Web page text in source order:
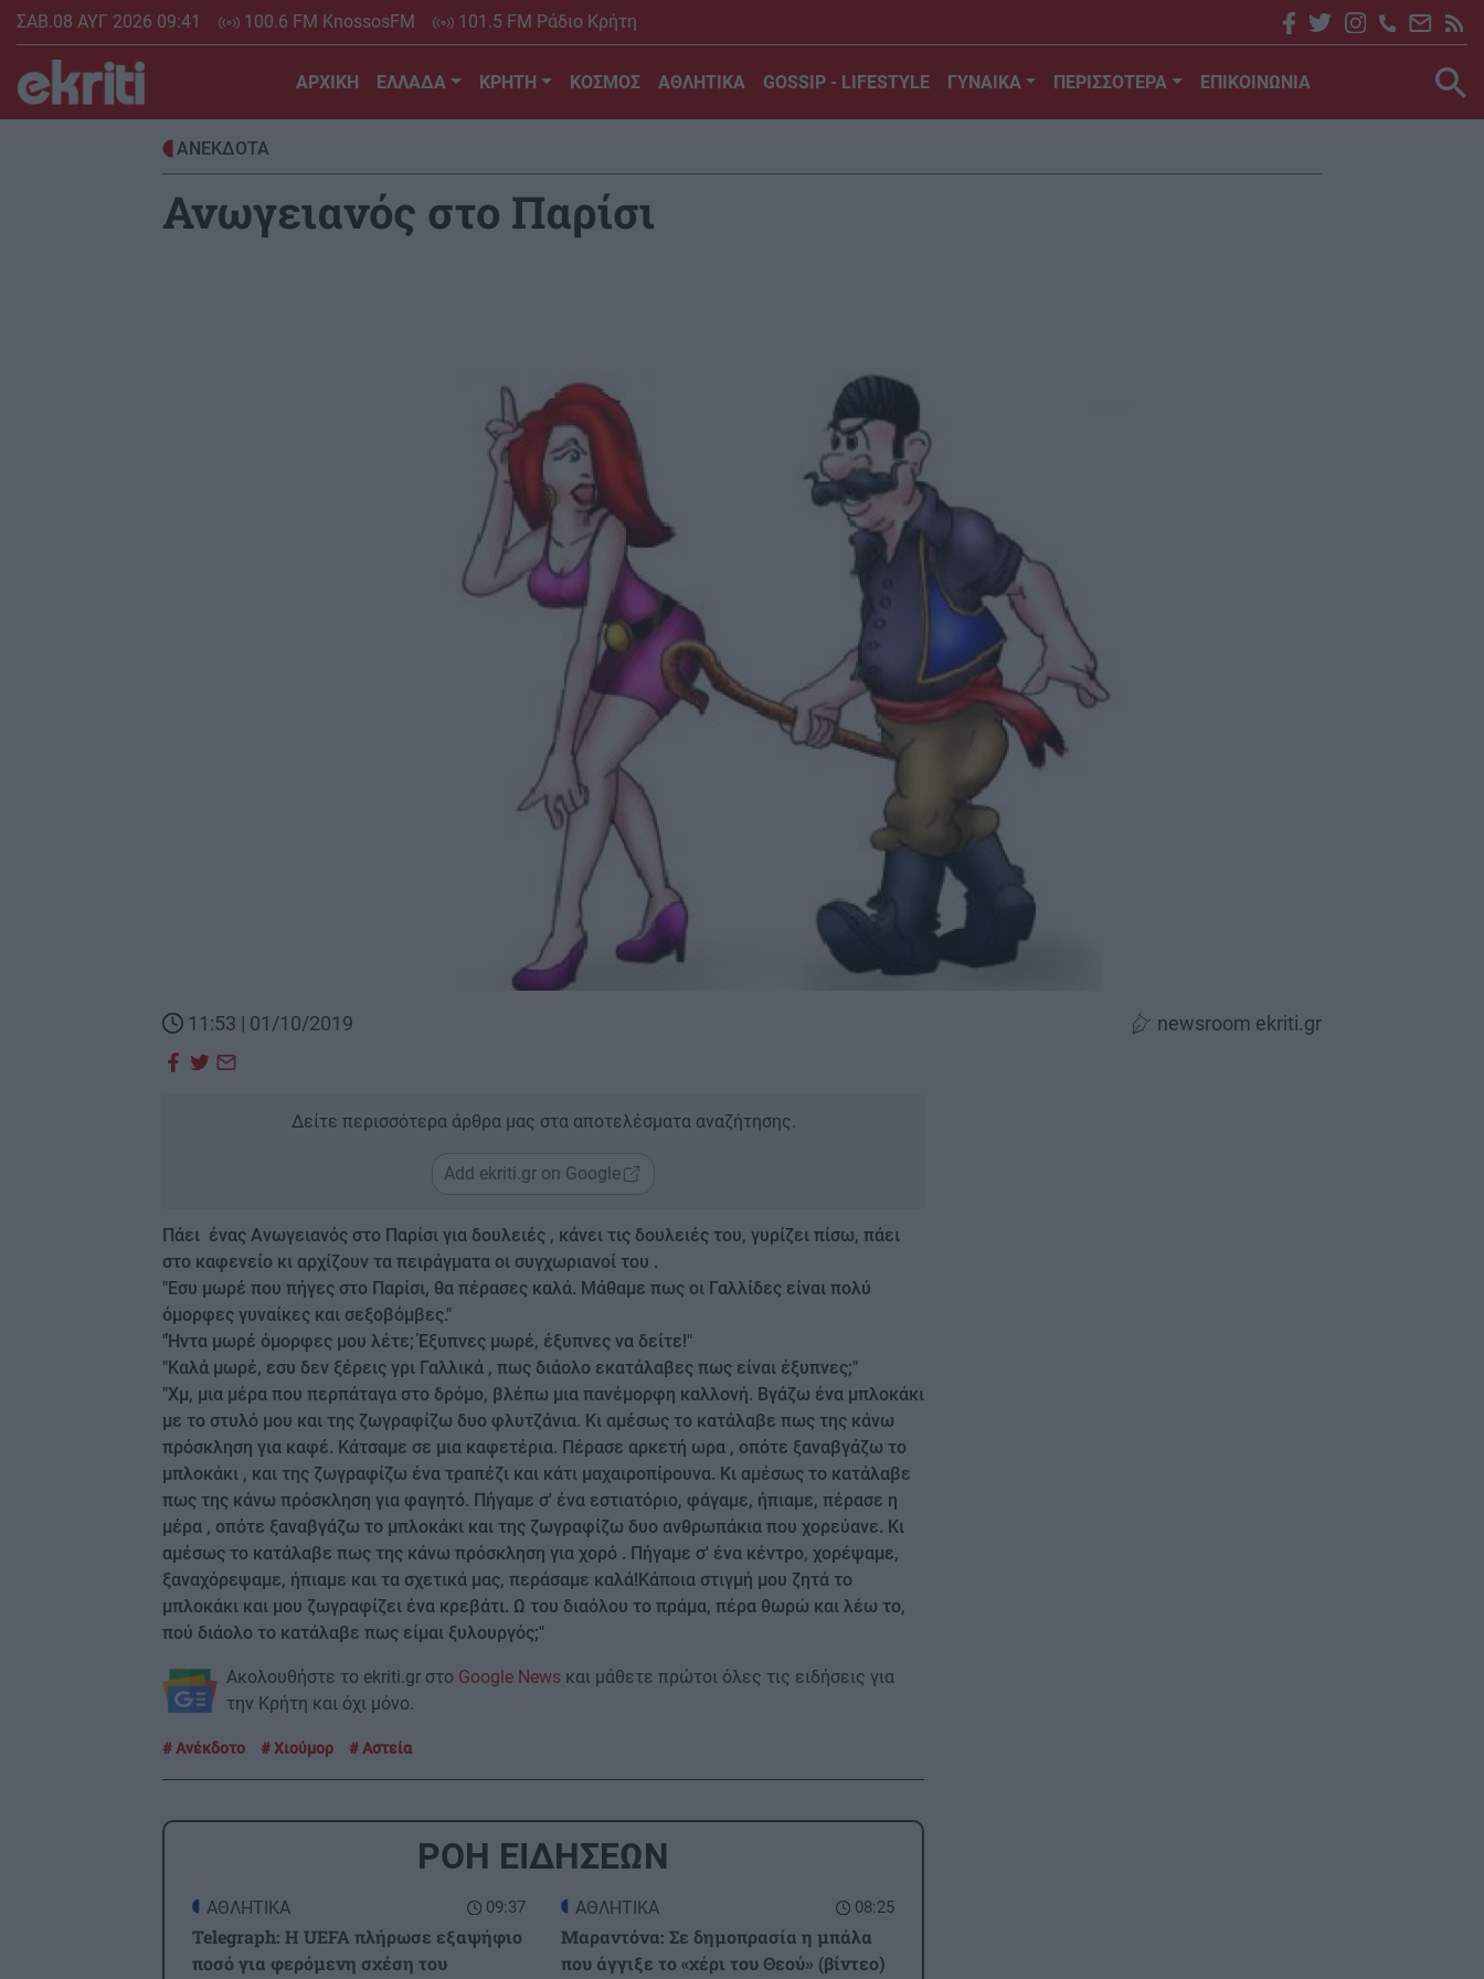
Skip
content
ΣΑΒ.08 ΑΥΓ 2026 09:41 100.6 FM KnossosFM 101.5 FM Ράδιο Κρήτη
ΑΡΧΙΚΗ ΕΛΛΑΔΑ ΚΡΗΤΗ ΚΟΣΜΟΣ ΑΘΛΗΤΙΚΑ GOSSIP - LIFESTYLE ΓΥΝΑΙΚΑ ΠΕΡΙΣΣΟΤΕΡΑ ΕΠΙΚΟΙΝΩΝΙΑ
ΑΝΕΚΔΟΤΑ
Ανωγειανός στο Παρίσι
11:53 | 01/10/2019 newsroom ekriti.gr
Δείτε περισσότερα άρθρα μας στα αποτελέσματα αναζήτησης.
Add ekriti.gr on Google
Πάει ένας Ανωγειανός στο Παρίσι για δουλειές , κάνει τις δουλειές του, γυρίζει πίσω, πάει
στο καφενείο κι αρχίζουν τα πειράγματα οι συγχωριανοί του .
"Εσυ μωρέ που πήγες στο Παρίσι, θα πέρασες καλά. Μάθαμε πως οι Γαλλίδες είναι πολύ
όμορφες γυναίκες και σεξοβόμβες."
"Ήντα μωρέ όμορφες μου λέτε; Έξυπνες μωρέ, έξυπνες να δείτε!"
"Καλά μωρέ, εσυ δεν ξέρεις γρι Γαλλικά , πως διάολο εκατάλαβες πως είναι έξυπνες;"
"Χμ, μια μέρα που περπάταγα στο δρόμο, βλέπω μια πανέμορφη καλλονή. Βγάζω ένα μπλοκάκι
με το στυλό μου και της ζωγραφίζω δυο φλυτζάνια. Κι αμέσως το κατάλαβε πως της κάνω
πρόσκληση για καφέ. Κάτσαμε σε μια καφετέρια. Πέρασε αρκετή ωρα , οπότε ξαναβγάζω το
μπλοκάκι , και της ζωγραφίζω ένα τραπέζι και κάτι μαχαιροπίρουνα. Κι αμέσως το κατάλαβε
πως της κάνω πρόσκληση για φαγητό. Πήγαμε σ' ένα εστιατόριο, φάγαμε, ήπιαμε, πέρασε η
μέρα , οπότε ξαναβγάζω το μπλοκάκι και της ζωγραφίζω δυο ανθρωπάκια που χορεύανε. Κι
αμέσως το κατάλαβε πως της κάνω πρόσκληση για χορό . Πήγαμε σ' ένα κέντρο, χορέψαμε,
ξαναχόρεψαμε, ήπιαμε και τα σχετικά μας, περάσαμε καλά!Κάποια στιγμή μου ζητά το
μπλοκάκι και μου ζωγραφίζει ένα κρεβάτι. Ω του διαόλου το πράμα, πέρα θωρώ και λέω το,
πού διάολο το κατάλαβε πως είμαι ξυλουργός;"
Ακολουθήστε το ekriti.gr στο Google News και μάθετε πρώτοι όλες τις ειδήσεις για
την Κρήτη και όχι μόνο.
Ανέκδοτο Χιούμορ Αστεία
ΡΟΗ ΕΙΔΗΣΕΩΝ
09:37
ΑΘΛΗΤΙΚΑ
Telegraph: Η UEFA πλήρωσε εξαψήφιο
ποσό για φερόμενη σχέση του
08:25
ΑΘΛΗΤΙΚΑ
Μαραντόνα: Σε δημοπρασία η μπάλα
που άγγιξε το «χέρι του Θεού» (βίντεο)